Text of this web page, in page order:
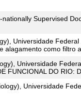
Supervised
Universidade
alagamento como
Universidade
FUNCIONAL DO RIO:
Universidade